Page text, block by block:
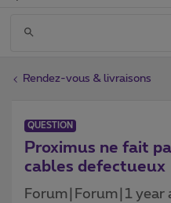
Rendez-vous & livraisons
QUESTION
Proximus ne fait
cables defectueux
Forum|Forum|1 year